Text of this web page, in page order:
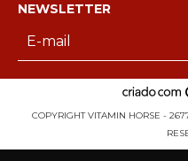
NEWSLETTER
COPYRIGHT VITAMIN HORSE -